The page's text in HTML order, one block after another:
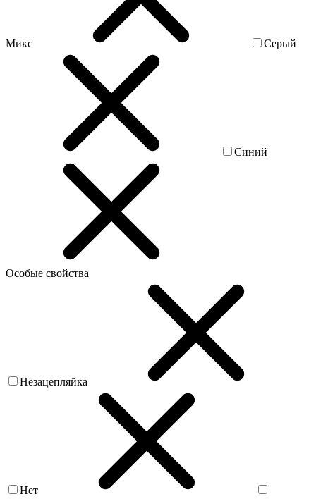
Микс Серый
Синий
Особые свойства
Незацепляйка
Нет